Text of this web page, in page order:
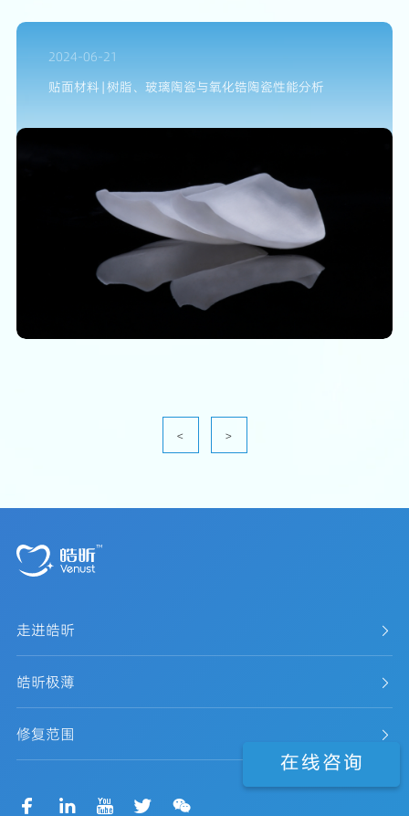
2024-06-21
贴面材料 | 树脂、玻璃陶瓷与氧化锆陶瓷性能分析
< >
走进皓昕
皓昕极薄
修复范围